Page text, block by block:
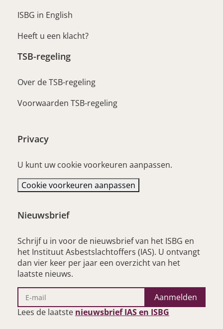
ISBG in English
Heeft u een klacht?
TSB-regeling
Over de TSB-regeling
Voorwaarden TSB-regeling
Privacy
U kunt uw cookie voorkeuren aanpassen.
Cookie voorkeuren aanpassen
Nieuwsbrief
Schrijf u in voor de nieuwsbrief van het ISBG en
het Instituut Asbestslachtoffers (IAS). U ontvangt
dan vier keer per jaar een overzicht van het
laatste nieuws.
Aanmelden
Lees de laatste nieuwsbrief IAS en ISBG